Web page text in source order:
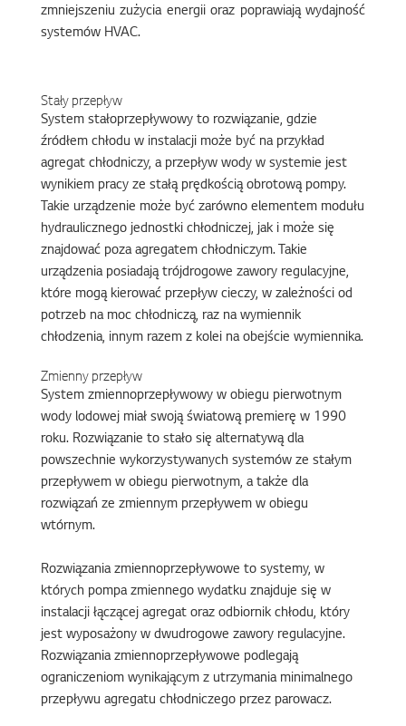
zmniejszeniu zużycia energii oraz poprawiają wydajność
systemów HVAC.
Stały przepływ
System stałoprzepływowy to rozwiązanie, gdzie
źródłem chłodu w instalacji może być na przykład
agregat chłodniczy, a przepływ wody w systemie jest
wynikiem pracy ze stałą prędkością obrotową pompy.
Takie urządzenie może być zarówno elementem modułu
hydraulicznego jednostki chłodniczej, jak i może się
znajdować poza agregatem chłodniczym. Takie
urządzenia posiadają trójdrogowe zawory regulacyjne,
które mogą kierować przepływ cieczy, w zależności od
potrzeb na moc chłodniczą, raz na wymiennik
chłodzenia, innym razem z kolei na obejście wymiennika.
Zmienny przepływ
System zmiennoprzepływowy w obiegu pierwotnym
wody lodowej miał swoją światową premierę w 1990
roku. Rozwiązanie to stało się alternatywą dla
powszechnie wykorzystywanych systemów ze stałym
przepływem w obiegu pierwotnym, a także dla
rozwiązań ze zmiennym przepływem w obiegu
wtórnym.
Rozwiązania zmiennoprzepływowe to systemy, w
których pompa zmiennego wydatku znajduje się w
instalacji łączącej agregat oraz odbiornik chłodu, który
jest wyposażony w dwudrogowe zawory regulacyjne.
Rozwiązania zmiennoprzepływowe podlegają
ograniczeniom wynikającym z utrzymania minimalnego
przepływu agregatu chłodniczego przez parowacz.